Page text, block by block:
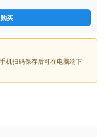
买
机扫码保存后可在电脑端下